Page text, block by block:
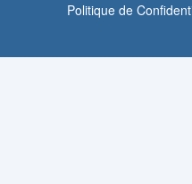
Politique de